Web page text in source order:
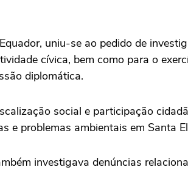
uniu-se ao pedido de
cívica, bem como para o
diplomática.
social e participação
e problemas ambientais em Santa
investigava denúncias